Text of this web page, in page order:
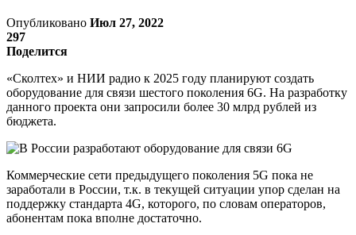
Опубликовано Июл 27, 2022
297
Поделится
«Сколтех» и НИИ радио к 2025 году планируют создать
оборудование для связи шестого поколения 6G. На разработку
данного проекта они запросили более 30 млрд рублей из
бюджета.
Коммерческие сети предыдущего поколения 5G пока не
заработали в России, т.к. в текущей ситуации упор сделан на
поддержку стандарта 4G, которого, по словам операторов,
абонентам пока вполне достаточно.